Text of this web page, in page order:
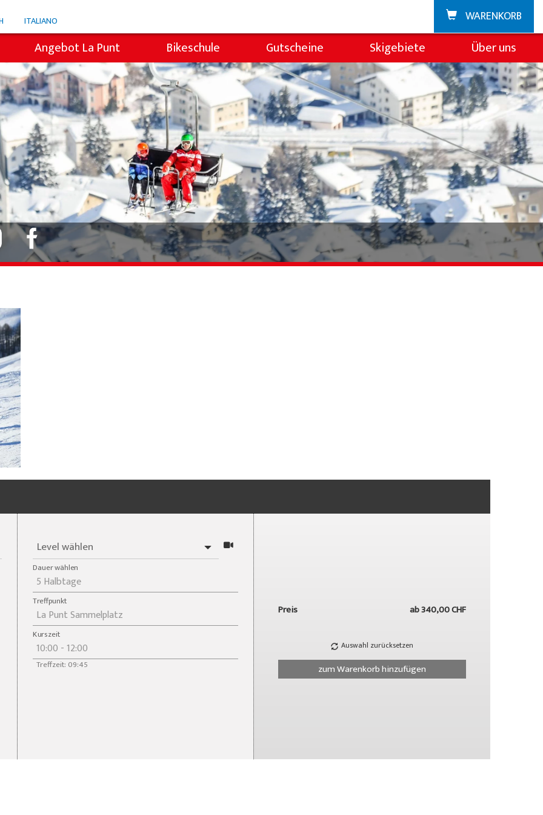
ITALIANO WARENKORB
Angebot La Punt
Snowli Kids Village
Kinderunterricht
Privatunterricht
Willy's Skiverleih
Colani Skiverleih
Skitickets La Punt
Bikeschule Gutscheine
Skigebiete
Zuoz
La Punt
Über uns
Über die
Team
Demoteam
Partner &
FAQ
Jobs
Level wählen
Dauer wählen
Treffpunkt
Kurszeit
Treffzeit: 09:45
Preis ab340,00 CHF
Auswahl zurücksetzen
zum Warenkorb hinzufügen